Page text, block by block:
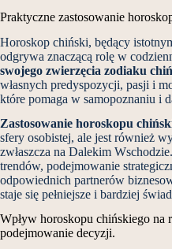
Praktyczne zastosowanie
Horoskop chiński, będący
odgrywa znaczącą rolę w
swojego zwierzęcia zodiaku
własnych predyspozycji, pasji i
które pomaga w samopoznaniu i
Zastosowanie horoskopu
sfery osobistej, ale jest również
zwłaszcza na Dalekim
trendów, podejmowanie
odpowiednich partnerów
staje się pełniejsze i bardziej
Wpływ horoskopu chińskiego na
podejmowanie decyzji.